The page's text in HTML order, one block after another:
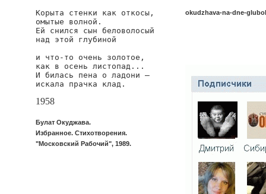
Корыта стенки как откосы,
омытые волной.
Ей снился сын беловолосый
над этой глубиной
и что-то очень золотое,
как в осень листопад...
И билась пена о ладони —
искала прачка клад.
1958
Булат Окуджава.
Избранное. Стихотворения.
"Московский Рабочий", 1989.
okudzhava-na-dne-